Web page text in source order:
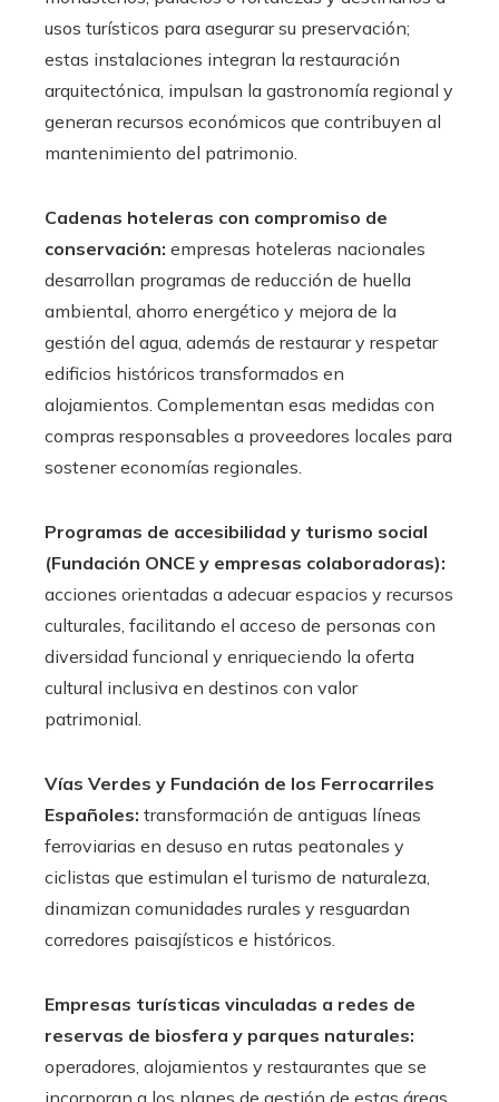
usos turísticos para asegurar su preservación;
estas instalaciones integran la restauración
arquitectónica, impulsan la gastronomía regional y
generan recursos económicos que contribuyen al
mantenimiento del patrimonio.
Cadenas hoteleras con compromiso de
conservación: empresas hoteleras nacionales
desarrollan programas de reducción de huella
ambiental, ahorro energético y mejora de la
gestión del agua, además de restaurar y respetar
edificios históricos transformados en
alojamientos. Complementan esas medidas con
compras responsables a proveedores locales para
sostener economías regionales.
Programas de accesibilidad y turismo social
(Fundación ONCE y empresas colaboradoras):
acciones orientadas a adecuar espacios y recursos
culturales, facilitando el acceso de personas con
diversidad funcional y enriqueciendo la oferta
cultural inclusiva en destinos con valor
patrimonial.
Vías Verdes y Fundación de los Ferrocarriles
Españoles: transformación de antiguas líneas
ferroviarias en desuso en rutas peatonales y
ciclistas que estimulan el turismo de naturaleza,
dinamizan comunidades rurales y resguardan
corredores paisajísticos e históricos.
Empresas turísticas vinculadas a redes de
reservas de biosfera y parques naturales:
operadores, alojamientos y restaurantes que se